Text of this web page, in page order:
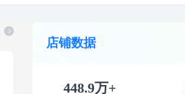
店铺数据
448.9万+